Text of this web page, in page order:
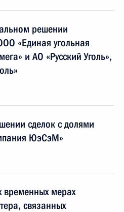
решении
«Единая угольная
и АО «Русский Уголь»,
сделок с долями
ЮэСэМ»
временных мерах
связанных